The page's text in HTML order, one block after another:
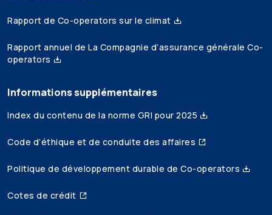
Rapport de Co-operators sur le climat
Rapport annuel de La Compagnie d’assurance générale Co-
operators
Informations supplémentaires
Index du contenu de la norme GRI pour 2025
Code d’éthique et de conduite des affaires
Politique de développement durable de Co-operators
Cotes de crédit